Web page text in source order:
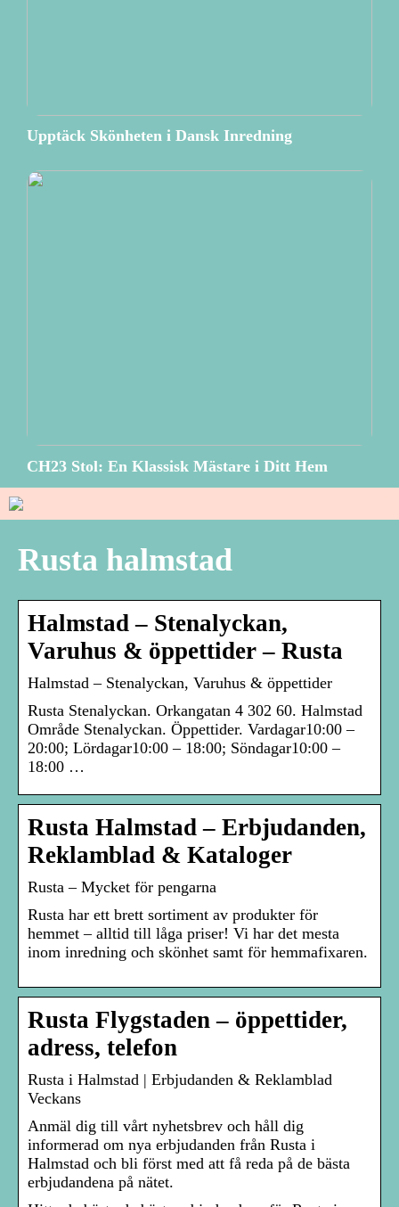
Upptäck Skönheten i Dansk Inredning
CH23 Stol: En Klassisk Mästare i Ditt Hem
Rusta halmstad
Halmstad – Stenalyckan,
Varuhus & öppettider – Rusta
Halmstad – Stenalyckan, Varuhus & öppettider
Rusta Stenalyckan. Orkangatan 4 302 60. Halmstad
Område Stenalyckan. Öppettider. Vardagar10:00 –
20:00; Lördagar10:00 – 18:00; Söndagar10:00 –
18:00 …
Rusta Halmstad – Erbjudanden,
Reklamblad & Kataloger
Rusta – Mycket för pengarna
Rusta har ett brett sortiment av produkter för
hemmet – alltid till låga priser! Vi har det mesta
inom inredning och skönhet samt för hemmafixaren.
Rusta Flygstaden – öppettider,
adress, telefon
Rusta i Halmstad | Erbjudanden & Reklamblad
Veckans
Anmäl dig till vårt nyhetsbrev och håll dig
informerad om nya erbjudanden från Rusta i
Halmstad och bli först med att få reda på de bästa
erbjudandena på nätet.